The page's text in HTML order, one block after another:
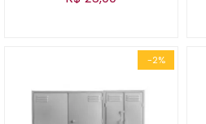
-2%